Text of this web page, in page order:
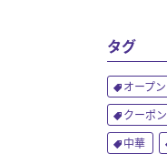
タグ
オープン
クーポン
中華